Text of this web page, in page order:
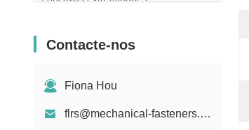
galvanizada
Mola de compressão
Contacte-nos
Fiona Hou
flrs@mechanical-fasteners.com